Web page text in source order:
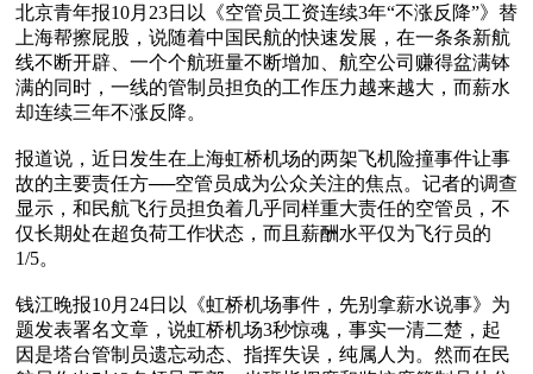
北京青年报10月23日以《空管员工资连续3年“不涨反降”》替
上海帮擦屁股，说随着中国民航的快速发展，在一条条新航
线不断开辟、一个个航班量不断增加、航空公司赚得盆满钵
满的同时，一线的管制员担负的工作压力越来越大，而薪水
却连续三年不涨反降。
报道说，近日发生在上海虹桥机场的两架飞机险撞事件让事
故的主要责任方──空管员成为公众关注的焦点。记者的调查
显示，和民航飞行员担负着几乎同样重大责任的空管员，不
仅长期处在超负荷工作状态，而且薪酬水平仅为飞行员的
1/5。
钱江晚报10月24日以《虹桥机场事件，先别拿薪水说事》为
题发表署名文章，说虹桥机场3秒惊魂，事实一清二楚，起
因是塔台管制员遗忘动态、指挥失误，纯属人为。然而在民